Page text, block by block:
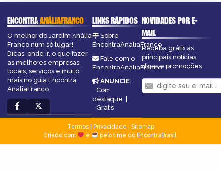
ENCONTRAANÁLIAFRANCO
O melhor do Jardim Anália
Franco num só lugar!
Dicas, onde ir, o que fazer,
as melhores empresas,
locais, serviços e muito
mais no guia Encontra
AnáliaFranco.
LINKS RÁPIDOS
Sobre
EncontraAnáliaFranco
Fale com o
EncontraAnáliaFranco
ANUNCIE:
Com
destaque |
Grátis
NOVIDADES POR E-
MAIL
Receba grátis as
principais notícias,
dicas e promoções
Termos| Privacidade
Sitemap
Criado com
e pelo time do EncontraBrasil